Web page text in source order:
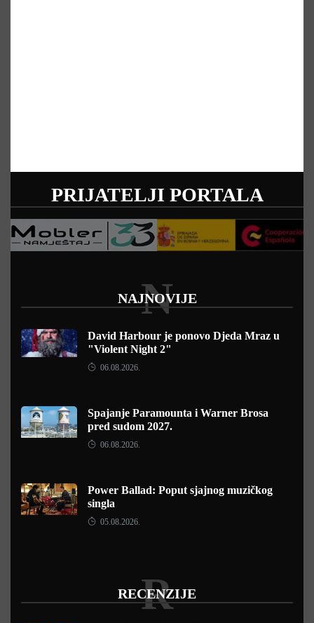
PRIJATELJI PORTALA
NAJNOVIJE
N
David Harbour je ponovo Djeda Mraz u
"Violent Night 2"
06.08.2026.
Spajanje Paramounta i Warner Brosa
pred sudom 2027.
06.08.2026.
Power Ballad: Poput sjajnog muzičkog
singla
05.08.2026.
RECENZIJE
R